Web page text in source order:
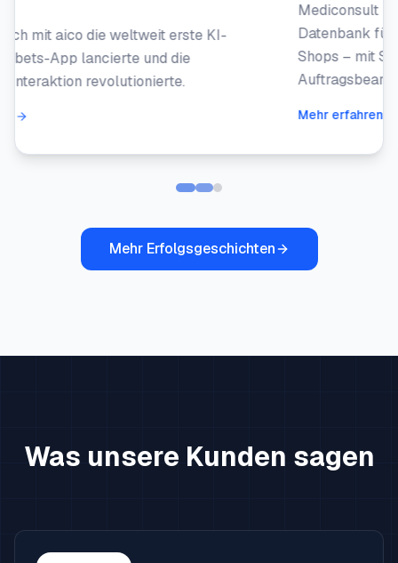
Mediconsult nutzt aicoPIM als zentrale
Datenbank für Produktmanager & Shopify-
Shops – mit SAP-Schnittstelle für die
Auftragsbearbeitung.
Mehr Erfolgsgeschichten
Was unsere Kunden sagen